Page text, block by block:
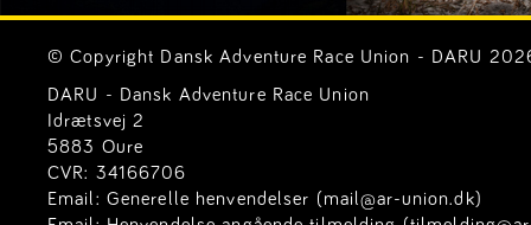
© Copyright Dansk Adventure Race Union - DARU
DARU - Dansk Adventure Race Union
Idrætsvej 2
5883 Oure
CVR: 34166706
Email: Generelle henvendelser (mail@ar-union.dk)